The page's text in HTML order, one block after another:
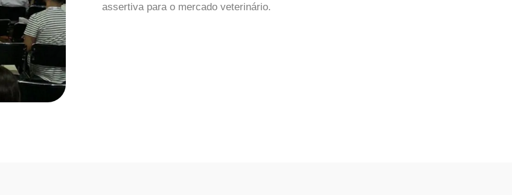
assertiva para o mercado veterinário.